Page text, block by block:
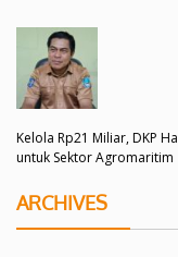
Kelola Rp21 Miliar, DKP
untuk Sektor Agromaritim
ARCHIVES